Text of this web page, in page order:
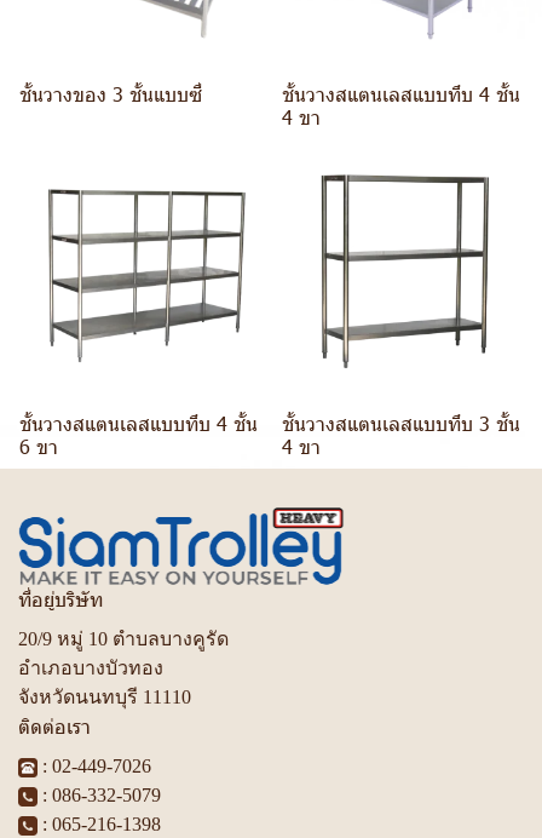
ชั้นวางของ 3 ชั้นแบบซี่
ชั้นวางสแตนเลสแบบทึบ 4 ชั้น
4 ขา
ชั้นวางสแตนเลสแบบทึบ 4 ชั้น
6 ขา
ชั้นวางสแตนเลสแบบทึบ 3 ชั้น
4 ขา
ที่อยู่บริษัท
20/9 หมู่ 10 ตำบลบางคูรัด
อำเภอบางบัวทอง
จังหวัดนนทบุรี 11110
ติดต่อเรา
: 02-449-7026
: 086-332-5079
: 065-216-1398